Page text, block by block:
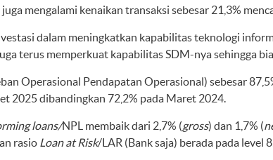
mengalami kenaikan transaksi sebesar 21,3%
dalam meningkatkan kapabilitas teknologi
terus memperkuat kapabilitas SDM-nya sehingga
Operasional Pendapatan Operasional) sebesar
2025 dibandingkan 72,2% pada Maret 2024.
loans/NPL membaik dari 2,7% (gross) dan 1,7% (
rasio Loan at Risk/LAR (Bank saja) berada pada level